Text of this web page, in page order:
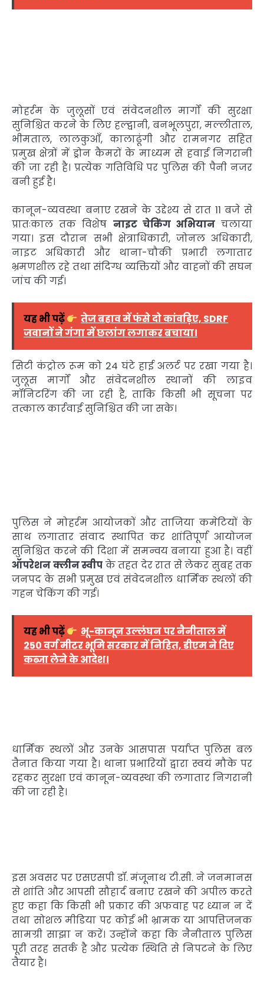
मोहर्रम के जुलूसों एवं संवेदनशील मार्गों की सुरक्षा
सुनिश्चित करने के लिए हल्द्वानी, बनभूलपुरा, मल्लीताल,
भीमताल, लालकुआँ, कालाढूंगी और रामनगर सहित
प्रमुख क्षेत्रों में ड्रोन कैमरों के माध्यम से हवाई निगरानी
की जा रही है। प्रत्येक गतिविधि पर पुलिस की पैनी नजर
बनी हुई है।
कानून-व्यवस्था बनाए रखने के उद्देश्य से रात 11 बजे से
प्रातःकाल तक विशेष नाइट चेकिंग अभियानचलाया
गया। इस दौरान सभी क्षेत्राधिकारी, जोनल अधिकारी,
नाइट अधिकारी और थाना-चौकी प्रभारी लगातार
भ्रमणशील रहे तथा संदिग्ध व्यक्तियों और वाहनों की सघन
जांच की गई।
यह भी पढ़ें
तेज बहाव में फंसे दो कांवड़िए, SDRF
जवानों ने गंगा में छलांग लगाकर बचाया।
सिटी कंट्रोल रूम को 24 घंटे हाई अलर्ट पर रखा गया है।
जुलूस मार्गों और संवेदनशील स्थानों की लाइव
मॉनिटरिंग की जा रही है, ताकि किसी भी सूचना पर
तत्काल कार्रवाई सुनिश्चित की जा सके।
पुलिस ने मोहर्रम आयोजकों और ताजिया कमेटियों के
साथ लगातार संवाद स्थापित कर शांतिपूर्ण आयोजन
सुनिश्चित करने की दिशा में समन्वय बनाया हुआ है। वहीं
ऑपरेशन क्लीन स्वीप के तहत देर रात से लेकर सुबह तक
जनपद के सभी प्रमुख एवं संवेदनशील धार्मिक स्थलों की
गहन चेकिंग की गई।
यह भी पढ़ें
भू-कानून उल्लंघन पर नैनीताल में
250 वर्ग मीटर भूमि सरकार में निहित, डीएम ने दिए
कब्जा लेने के आदेश।
धार्मिक स्थलों और उनके आसपास पर्याप्त पुलिस बल
तैनात किया गया है। थाना प्रभारियों द्वारा स्वयं मौके पर
रहकर सुरक्षा एवं कानून-व्यवस्था की लगातार निगरानी
की जा रही है।
इस अवसर पर एसएसपी डॉ. मंजूनाथ टी.सी. ने जनमानस
से शांति और आपसी सौहार्द बनाए रखने की अपील करते
हुए कहा कि किसी भी प्रकार की अफवाह पर ध्यान न दें
तथा सोशल मीडिया पर कोई भी भ्रामक या आपत्तिजनक
सामग्री साझा न करें। उन्होंने कहा कि नैनीताल पुलिस
पूरी तरह सतर्क है और प्रत्येक स्थिति से निपटने के लिए
तैयार है।